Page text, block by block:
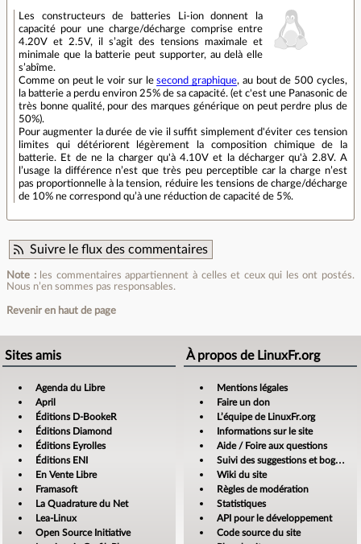
Les constructeurs de batteries Li-ion donnent la
capacité pour une charge/décharge comprise entre
4.20V et 2.5V, il s’agit des tensions maximale et
minimale que la batterie peut supporter, au delà elle
s’abîme.
Comme on peut le voir sur lesecond graphique, au bout de 500 cycles,
la batterie a perdu environ 25% de sa capacité. (et c'est une Panasonic de
très bonne qualité, pour des marques générique on peut perdre plus de
50%).
Pour augmenter la durée de vie il suffit simplement d'éviter ces tension
limites qui détériorent légèrement la composition chimique de la
batterie. Et de ne la charger qu'à 4.10V et la décharger qu'à 2.8V. A
l’usage la différence n’est que très peu perceptible car la charge n’est
pas proportionnelle à la tension, réduire les tensions de charge/décharge
de 10% ne correspond qu’à une réduction de capacité de 5%.
Suivre le flux des commentaires
Note :les commentaires appartiennent à celles et ceux qui les ont postés.
Nous n’en sommes pas responsables.
Revenir en haut de page
Sites amis
Agenda du Libre
April
Éditions D-BookeR
Éditions Diamond
Éditions Eyrolles
Éditions ENI
En Vente Libre
Framasoft
La Quadrature du Net
Lea-Linux
Open Source Initiative
À propos de LinuxFr.org
Mentions légales
Faire un don
L’équipe de LinuxFr.org
Informations sur le site
Aide / Foire aux questions
Suivi des suggestions et bogues
Wiki du site
Règles de modération
Statistiques
API pour le développement
Code source du site